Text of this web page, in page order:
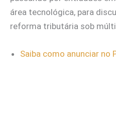
área tecnológica, para
reforma tributária sob
Saiba como anunciar no